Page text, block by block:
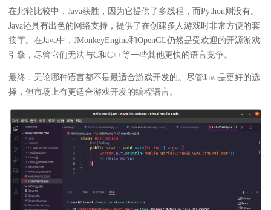
在此轮比较中，Java获胜，因为它提供了多线程，而Python则没有。
Java还具有出色的网络支持，提供了在创建多人游戏时非常方便的套
接字。在Java中，JMonkeyEngine和OpenGL仍然是受欢迎的开源游戏
引擎，尽管它们无法与C和C++等一些其他更快的语言竞争。
最终，无论哪种语言都不是最适合游戏开发的。尽管Java是更好的选
择，但市场上有更适合游戏开发的编程语言。